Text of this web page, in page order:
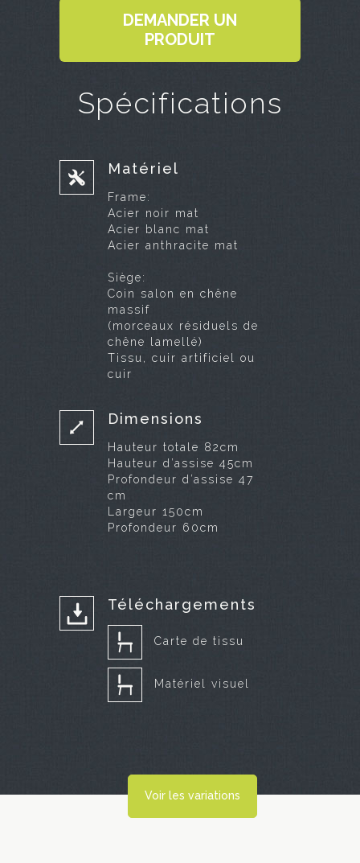
DEMANDER UN
PRODUIT
Spécifications
Matériel
Frame:
Acier noir mat
Acier blanc mat
Acier anthracite mat
Siège:
Coin salon en chêne
massif
(morceaux résiduels de
chêne lamellé)
Tissu, cuir artificiel ou
cuir
Dimensions
Hauteur totale 82cm
Hauteur d’assise 45cm
Profondeur d’assise 47
cm
Largeur 150cm
Profondeur 60cm
Téléchargements
Carte de tissu
Matériel visuel
Voir les variations